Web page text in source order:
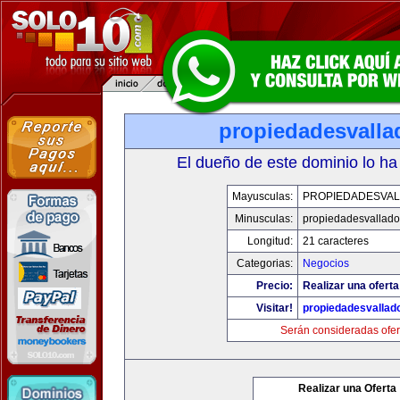
El dueño de este dominio lo
Mayusculas:
Minusculas:
Longitud:
21 caracteres
Categorias:
Negocios
Precio:
Realizar una
Visitar!
Serán consideradas
Realizar una Oferta